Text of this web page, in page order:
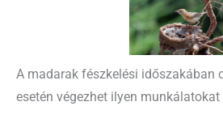
A madarak fészkelési időszakában
esetén végezhet ilyen munkálatokat